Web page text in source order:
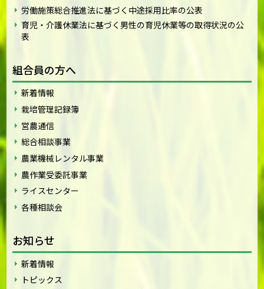
労働施策総合推進法に基づく中途採用比率の公表
育児・介護休業法に基づく男性の育児休業等の取得状況の公
表
組合員の方へ
新着情報
栽培管理記録簿
営農通信
総合相談事業
農業機械レンタル事業
農作業受委託事業
ライスセンター
各種相談会
お知らせ
新着情報
トピックス